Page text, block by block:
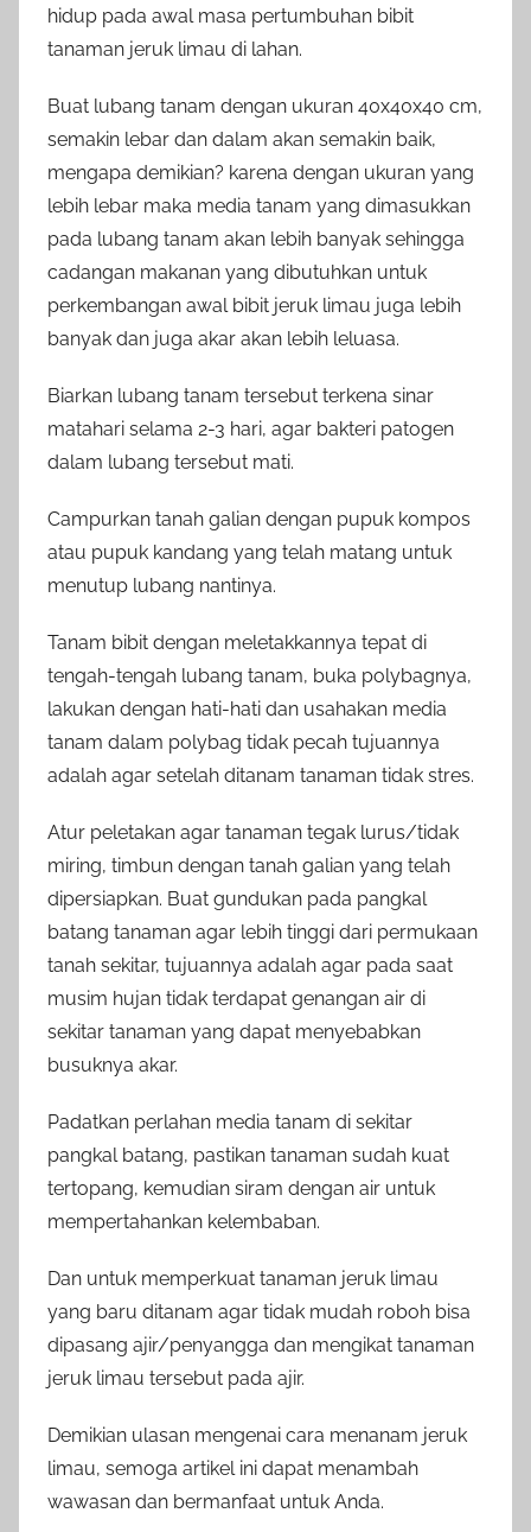
hidup pada awal masa pertumbuhan bibit
tanaman jeruk limau di lahan.
Buat lubang tanam dengan ukuran 40x40x40 cm,
semakin lebar dan dalam akan semakin baik,
mengapa demikian? karena dengan ukuran yang
lebih lebar maka media tanam yang dimasukkan
pada lubang tanam akan lebih banyak sehingga
cadangan makanan yang dibutuhkan untuk
perkembangan awal bibit jeruk limau juga lebih
banyak dan juga akar akan lebih leluasa.
Biarkan lubang tanam tersebut terkena sinar
matahari selama 2-3 hari, agar bakteri patogen
dalam lubang tersebut mati.
Campurkan tanah galian dengan pupuk kompos
atau pupuk kandang yang telah matang untuk
menutup lubang nantinya.
Tanam bibit dengan meletakkannya tepat di
tengah-tengah lubang tanam, buka polybagnya,
lakukan dengan hati-hati dan usahakan media
tanam dalam polybag tidak pecah tujuannya
adalah agar setelah ditanam tanaman tidak stres.
Atur peletakan agar tanaman tegak lurus/tidak
miring, timbun dengan tanah galian yang telah
dipersiapkan. Buat gundukan pada pangkal
batang tanaman agar lebih tinggi dari permukaan
tanah sekitar, tujuannya adalah agar pada saat
musim hujan tidak terdapat genangan air di
sekitar tanaman yang dapat menyebabkan
busuknya akar.
Padatkan perlahan media tanam di sekitar
pangkal batang, pastikan tanaman sudah kuat
tertopang, kemudian siram dengan air untuk
mempertahankan kelembaban.
Dan untuk memperkuat tanaman jeruk limau
yang baru ditanam agar tidak mudah roboh bisa
dipasang ajir/penyangga dan mengikat tanaman
jeruk limau tersebut pada ajir.
Demikian ulasan mengenai cara menanam jeruk
limau, semoga artikel ini dapat menambah
wawasan dan bermanfaat untuk Anda.